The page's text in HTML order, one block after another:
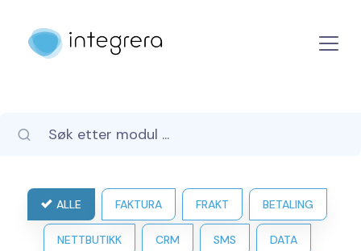
ALLE FAKTURA FRAKT BETALING
NETTBUTIKK CRM SMS DATA